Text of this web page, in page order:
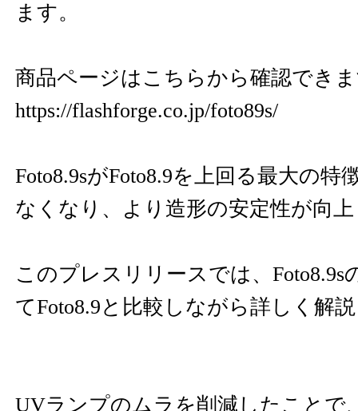
ます。
商品ページはこちらから確認でき
https://flashforge.co.jp/foto89s/
Foto8.9sがFoto8.9を上回る最大の特
なくなり、より造形の安定性が向
このプレスリリースでは、Foto8.9s
てFoto8.9と比較しながら詳しく解
UVランプのムラを削減したことで